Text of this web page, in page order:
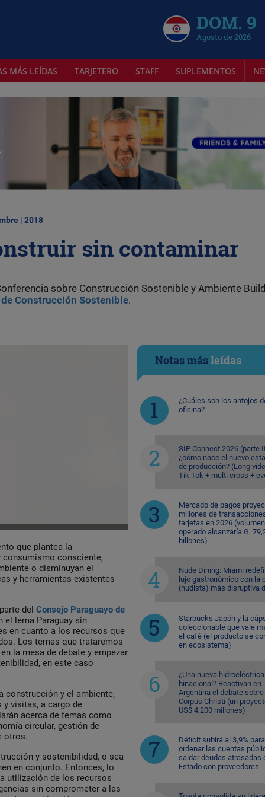
DOM. 9
Agosto de 2026
MÁS LEÍDAS TARJETERO STAFF SUPLEMENTOS
| 2018
sin contaminar
sobre Construcción Sostenible y Ambiente
Construcción Sostenible.
que plantea la
consciente,
o disminuyan el
y herramientas existentes
del Consejo Paraguayo de
el lema Paraguay sin
en cuanto a los recursos que
Los temas que trataremos
la mesa de debate y empezar
en este caso
construcción y el ambiente,
visitas, a cargo de
acerca de temas como
circular, gestión de
otros.
y sostenibilidad, o sea
en conjunto. Entonces, lo
utilización de los recursos
sin comprometer a las
Notas másleídas
¿Cuáles son los antojos
oficina?
SIP Connect 2026 (parte
¿cómo nace el nuevo
de producción? (Long
Tik Tok + multi cross +
Mercado de pagos
millones de
tarjetas en 2026 (volumen
operado alcanzaría G.
billones)
Nude Dining: Miami
lujo gastronómico con la
(nudista) más disruptiva
Starbucks Japón y la
coleccionable que vale
el café (el producto se
en ecosistema)
¿Una nueva hidroeléctrica
binacional? Reactivan en
Argentina el debate sobre
Corpus Christi (un
US$ 4.200 millones)
Déficit subirá al 3,9% para
ordenar las cuentas
saldar deudas atrasadas
Estado con proveedores